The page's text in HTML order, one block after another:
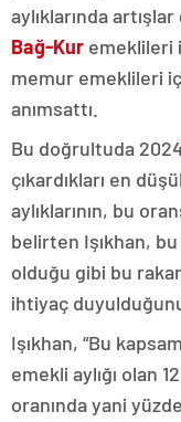
aylıklarında
Bağ-Kur emeklileri
memur emeklileri
anımsattı.
Bu doğrultuda
çıkardıkları en
aylıklarının, bu
belirten Işıkhan,
olduğu gibi bu
ihtiyaç
Işıkhan, “Bu
emekli aylığı olan
oranında yani